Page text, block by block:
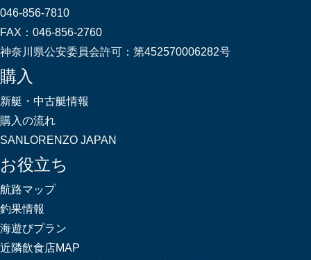
046-856-7810
FAX： 046-856-2760
神奈川県公安委員会許可： 第452570006282号
購入
新艇・中古艇情報
購入の流れ
SANLORENZO JAPAN
お役立ち
航路マップ
釣果情報
海遊びプラン
近隣飲食店MAP